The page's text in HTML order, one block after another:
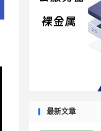
最新文章